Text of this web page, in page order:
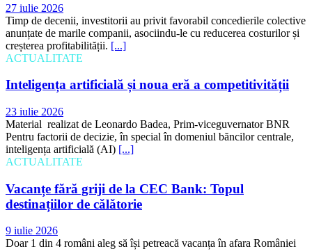
27 iulie 2026
Timp de decenii, investitorii au privit favorabil concedierile colective
anunțate de marile companii, asociindu-le cu reducerea costurilor și
creșterea profitabilității. [...]
ACTUALITATE
Inteligența artificială și noua eră a competitivității
23 iulie 2026
Material realizat de Leonardo Badea, Prim-viceguvernator BNR
Pentru factorii de decizie, în special în domeniul băncilor centrale,
inteligența artificială (AI) [...]
ACTUALITATE
Vacanțe fără griji de la CEC Bank: Topul
destinațiilor de călătorie
9 iulie 2026
Doar 1 din 4 români aleg să își petreacă vacanța în afara României